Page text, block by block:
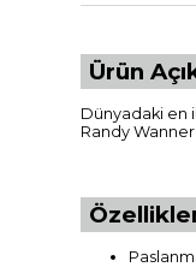
Ürün
Dünyadaki en
Randy